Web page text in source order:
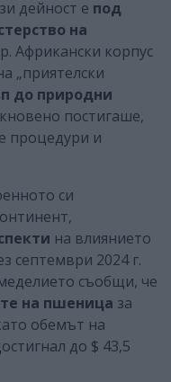
дейност е под
на
Африкански корпус
„приятелски
до природни
постигаше,
процедури и
си
на влиянието
септември 2024 г.
съобщи, че
на пшеница за
обемът на
до $ 43,5